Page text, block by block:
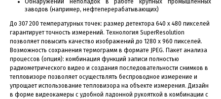
заводов (например, нефтеперерабатывающих)
До 307 200 температурных точек: размер детектора 640 x 480 пикселей
гарантирует точность измерений. Технология SuperResolution
позволяет повысить качество изображений до 1280 x 960 пикселей.
Возможность сохранения термограмм в формате JPEG. Пакет анализа
процессов (опция): комбинация функций записи полностью
радиометрического видео и создания последовательности снимков в
тепловизоре позволяет осуществлять беспроводное измерение и
упрощает использование тепловизора на объекте измерения. Дизайн
в форме видеокамеры с удобной ладонной рукояткой в комбинации с